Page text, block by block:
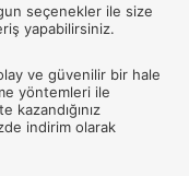
seçenekler ile size
yapabilirsiniz.
ve güvenilir bir hale
yöntemleri ile
kazandığınız
indirim olarak